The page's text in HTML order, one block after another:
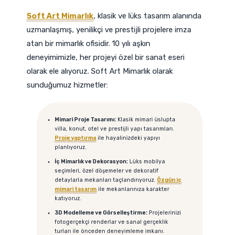
Soft Art Mimarlık, klasik ve lüks tasarım alanında
uzmanlaşmış, yenilikçi ve prestijli projelere imza
atan bir mimarlık ofisidir. 10 yılı aşkın
deneyimimizle, her projeyi özel bir sanat eseri
olarak ele alıyoruz. Soft Art Mimarlık olarak
sunduğumuz hizmetler:
Mimari Proje Tasarımı: Klasik mimari üslupta
villa, konut, otel ve prestijli yapı tasarımları.
Proje yaptırma ile hayalinizdeki yapıyı
planlıyoruz.
İç Mimarlık ve Dekorasyon: Lüks mobilya
seçimleri, özel döşemeler ve dekoratif
detaylarla mekanları taçlandırıyoruz. Özgün iç
mimari tasarım ile mekanlarınıza karakter
katıyoruz.
3D Modelleme ve Görselleştirme: Projelerinizi
fotogerçekçi renderlar ve sanal gerçeklik
turları ile önceden deneyimleme imkanı.